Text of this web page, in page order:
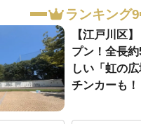
ランキング9
【江戸川区
プン！全長
しい「虹の
チンカーも！